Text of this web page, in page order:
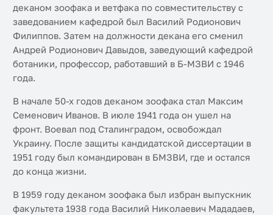
деканом зоофака и ветфака по совместительству с
заведованием кафедрой был Василий Родионович
Филиппов. Затем на должности декана его сменил
Андрей Родионович Давыдов, заведующий кафедрой
ботаники, профессор, работавший в Б-МЗВИ с 1946
года.
В начале 50-х годов деканом зоофака стал Максим
Семенович Иванов. В июле 1941 года он ушел на
фронт. Воевал под Сталинградом, освобождал
Украину. После защиты кандидатской диссертации в
1951 году был командирован в БМЗВИ, где и остался
до конца жизни.
В 1959 году деканом зоофака был избран выпускник
факультета 1938 года Василий Николаевич Мададаев,